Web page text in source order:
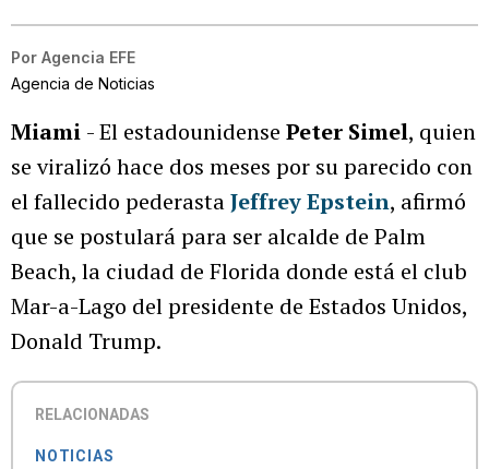
Por Agencia EFE
Agencia de Noticias
Miami - El estadounidense Peter Simel, quien
se viralizó hace dos meses por su parecido con
el fallecido pederastaJeffrey Epstein, afirmó
que se postulará para ser alcalde de Palm
Beach, la ciudad de Florida donde está el club
Mar-a-Lago del presidente de Estados Unidos,
Donald Trump.
RELACIONADAS
NOTICIAS